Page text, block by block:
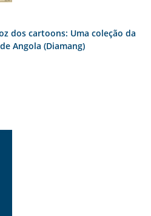
dos cartoons: Uma coleção da
Angola (Diamang)